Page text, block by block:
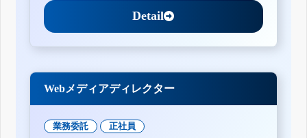
Detail
Webメディアディレクター
業務委託 正社員